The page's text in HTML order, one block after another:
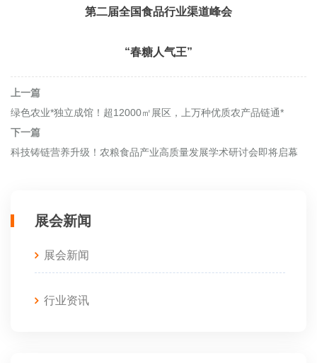
第二届全国食品行业渠道峰会
“春糖人气王”
上一篇
绿色农业*独立成馆！超12000㎡展区，上万种优质农产品链通*
下一篇
科技铸链营养升级！农粮食品产业高质量发展学术研讨会即将启幕
展会新闻
展会新闻
行业资讯